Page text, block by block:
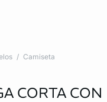
Camiseta
CORTA CON